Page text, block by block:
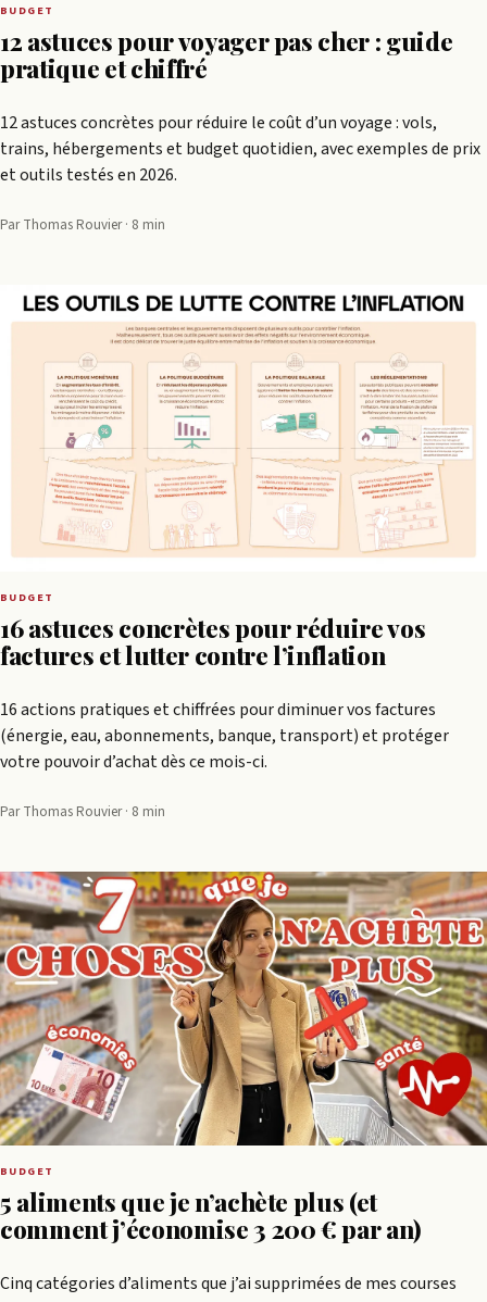
BUDGET
12 astuces pour voyager pas cher : guide
pratique et chiffré
12 astuces concrètes pour réduire le coût d’un voyage : vols,
trains, hébergements et budget quotidien, avec exemples de prix
et outils testés en 2026.
Par Thomas Rouvier · 8 min
BUDGET
16 astuces concrètes pour réduire vos
factures et lutter contre l’inflation
16 actions pratiques et chiffrées pour diminuer vos factures
(énergie, eau, abonnements, banque, transport) et protéger
votre pouvoir d’achat dès ce mois-ci.
Par Thomas Rouvier · 8 min
BUDGET
5 aliments que je n’achète plus (et
comment j’économise 3 200 € par an)
Cinq catégories d’aliments que j’ai supprimées de mes courses